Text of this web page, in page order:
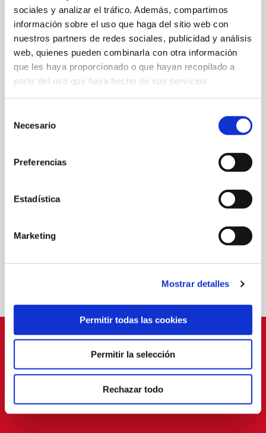
sociales y analizar el tráfico. Además, compartimos
información sobre el uso que haga del sitio web con
nuestros partners de redes sociales, publicidad y análisis
web, quienes pueden combinarla con otra información
que les haya proporcionado o que hayan recopilado a
partir del uso que haya hecho de sus servicios.
Necesario
Preferencias
Estadística
Marketing
Mostrar detalles
Permitir todas las cookies
Permitir la selección
Rechazar todo
PRIMER EQUIPO 07 ago. 2026
OSASUNA COMPLETA LA ÚLTIMA SESIÓN ANTES DE MEDIRSE AL
07 ago. 2026